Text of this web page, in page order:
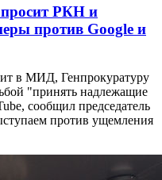
РКН и
против Google и
в МИД, Генпрокуратуру
"принять надлежащие
сообщил председатель
против ущемления